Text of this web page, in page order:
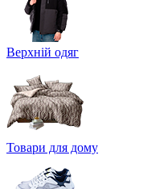
Верхній одяг
Товари для дому